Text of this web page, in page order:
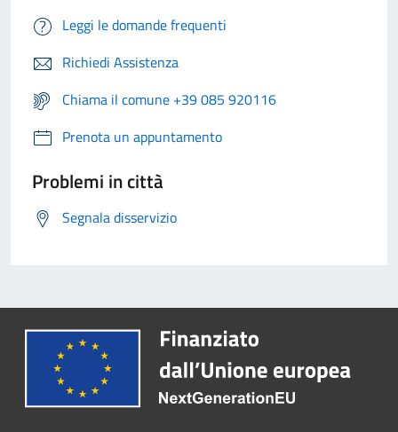
Leggi le domande frequenti
Richiedi Assistenza
Chiama il comune +39 085 920116
Prenota un appuntamento
Problemi in città
Segnala disservizio